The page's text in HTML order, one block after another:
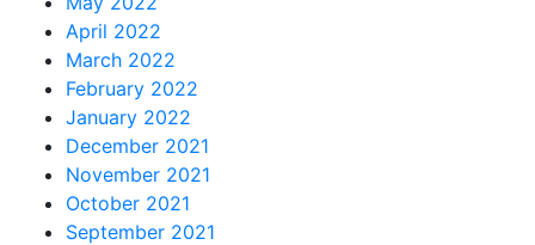
April 2022
March 2022
February 2022
January 2022
December 2021
November 2021
October 2021
September 2021